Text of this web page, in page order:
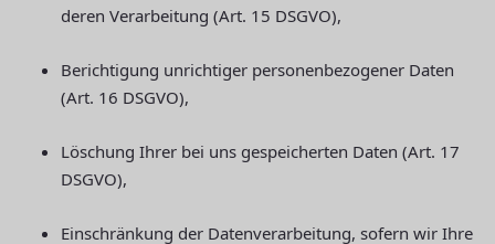
deren Verarbeitung (Art. 15 DSGVO),
Berichtigung unrichtiger personenbezogener Daten
(Art. 16 DSGVO),
Löschung Ihrer bei uns gespeicherten Daten (Art. 17
DSGVO),
Einschränkung der Datenverarbeitung, sofern wir Ihre